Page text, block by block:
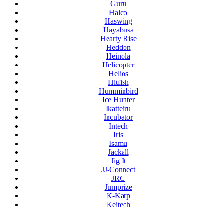
Guru
Halco
Haswing
Hayabusa
Hearty Rise
Heddon
Heinola
Helicopter
Helios
Hitfish
Humminbird
Ice Hunter
Ikatteiru
Incubator
Intech
Iris
Isamu
Jackall
Jig It
JJ-Connect
JRC
Jumprize
K-Karp
Keitech